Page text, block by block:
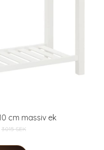
cm massiv ek
3015 SEK